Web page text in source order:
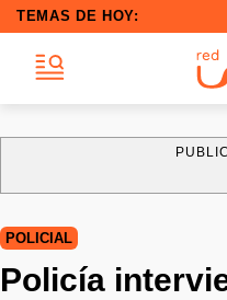
TEMAS DE HOY:
POLICIAL
Policía